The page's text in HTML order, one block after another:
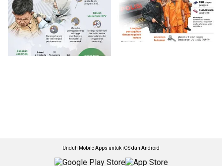
Unduh Mobile Apps untuk iOS dan Android